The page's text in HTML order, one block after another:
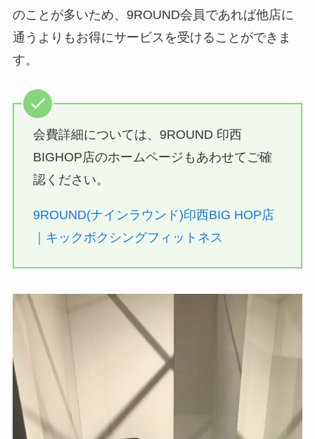
のことが多いため、9ROUND会員であれば他店に
通うよりもお得にサービスを受けることができま
す。
会費詳細については、9ROUND 印西
BIGHOP店のホームページもあわせてご確
認ください。
9ROUND(ナインラウンド)印西BIG HOP店
｜キックボクシングフィットネス